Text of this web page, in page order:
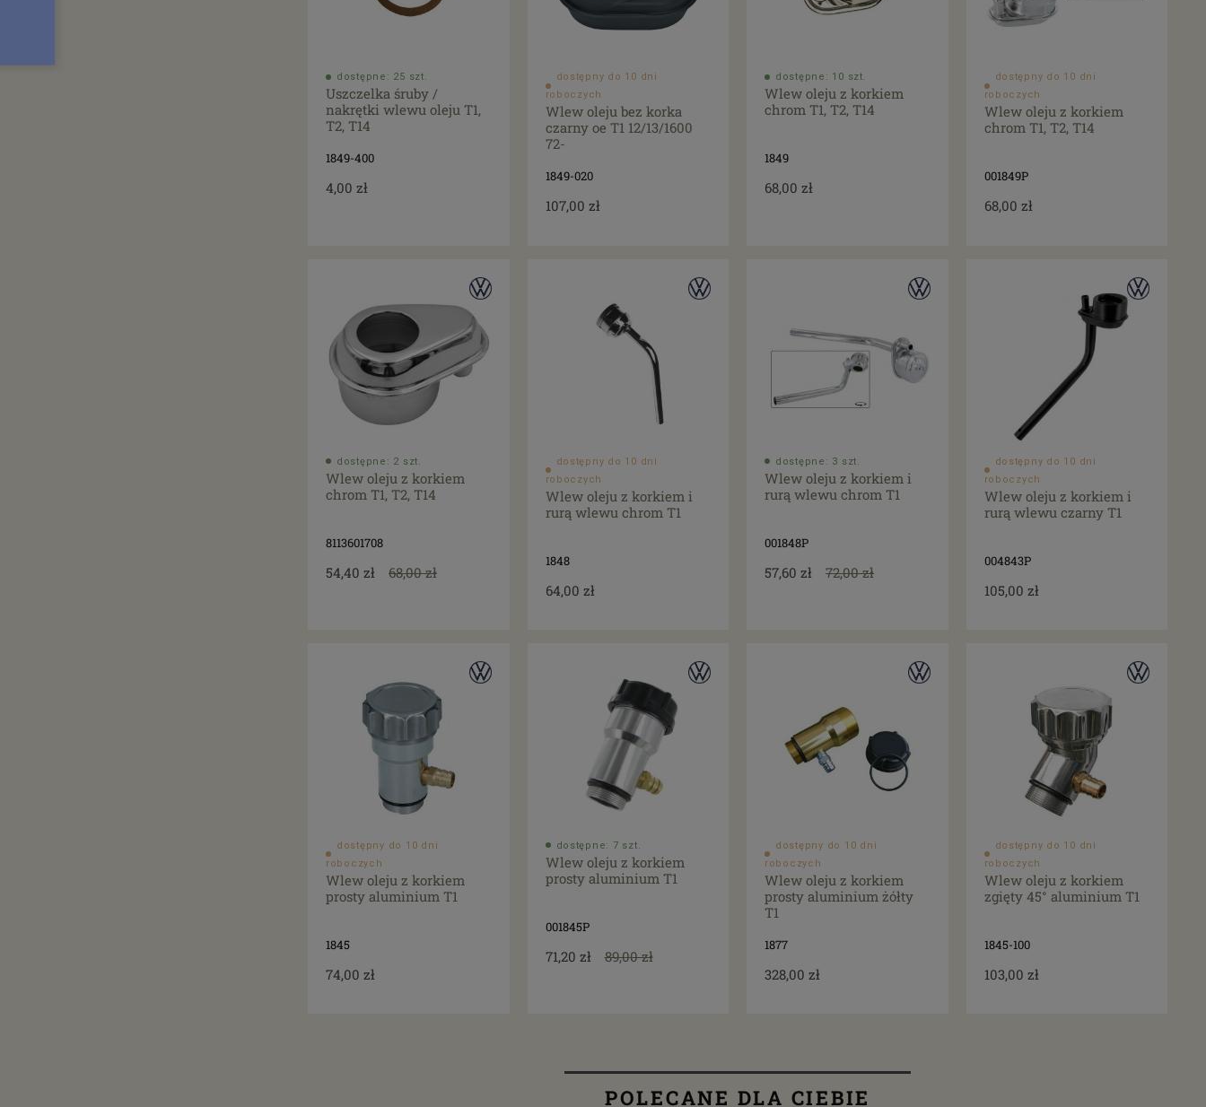
dostępne: 25 szt.
Uszczelka śruby /
nakrętki wlewu oleju T1,
T2, T14
1849-400
4,00 zł
dostępny do 10 dni
roboczych
Wlew oleju bez korka
czarny oe T1 12/13/1600
72-
1849-020
107,00 zł
dostępne: 10 szt.
Wlew oleju z korkiem
chrom T1, T2, T14
1849
68,00 zł
dostępny do 10 dni
roboczych
Wlew oleju z korkiem
chrom T1, T2, T14
001849P
68,00 zł
dostępne: 2 szt.
Wlew oleju z korkiem
chrom T1, T2, T14
8113601708
54,40 zł 68,00 zł
dostępny do 10 dni
roboczych
Wlew oleju z korkiem i
rurą wlewu chrom T1
1848
64,00 zł
dostępne: 3 szt.
Wlew oleju z korkiem i
rurą wlewu chrom T1
001848P
57,60 zł 72,00 zł
dostępny do 10 dni
roboczych
Wlew oleju z korkiem i
rurą wlewu czarny T1
004843P
105,00 zł
dostępny do 10 dni
roboczych
Wlew oleju z korkiem
prosty aluminium T1
1845
74,00 zł
dostępne: 7 szt.
Wlew oleju z korkiem
prosty aluminium T1
001845P
71,20 zł 89,00 zł
dostępny do 10 dni
roboczych
Wlew oleju z korkiem
prosty aluminium żółty
T1
1877
328,00 zł
dostępny do 10 dni
roboczych
Wlew oleju z korkiem
zgięty 45° aluminium T1
1845-100
103,00 zł
POLECANE DLA CIEBIE